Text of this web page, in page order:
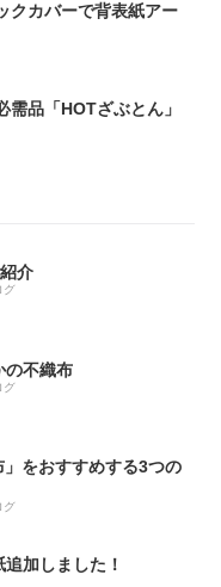
クカバーで背表紙アー
需品「HOTざぶとん」
介
グ
の不織布
グ
をおすすめする3つの
グ
加しました！